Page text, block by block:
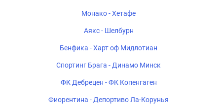
Монако - Хетафе
Аякс - Шелбурн
Бенфика - Харт оф Мидлотиан
Спортинг Брага - Динамо Минск
ФК Дебрецен - ФК Копенгаген
Фиорентина - Депортиво Ла-Корунья